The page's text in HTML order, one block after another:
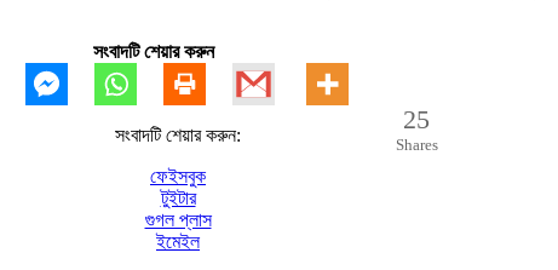
সংবাদটি শেয়ার করুন
25
Shares
সংবাদটি শেয়ার করুন:
ফেইসবুক
টুইটার
গুগল প্লাস
ইমেইল